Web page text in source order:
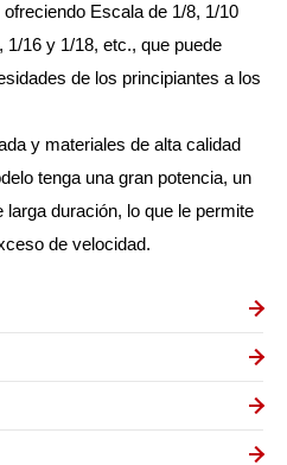
Escala de 1/8, 1/10
16 y 1/18, etc., que puede
de los principiantes a los
y materiales de alta calidad
tenga una gran potencia, un
duración, lo que le permite
de velocidad.